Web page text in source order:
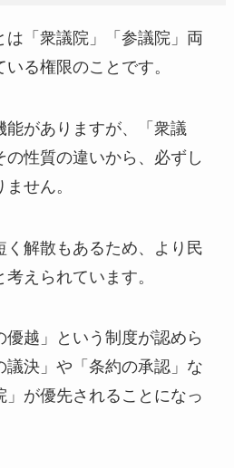
は「衆議院」「参議院」両
る権限のことです。
能がありますが、「衆議
の性質の違いから、必ずし
せん。
く解散もあるため、より民
えられています。
越」という制度が認めら
議決」や「条約の承認」な
」が優先されることになっ